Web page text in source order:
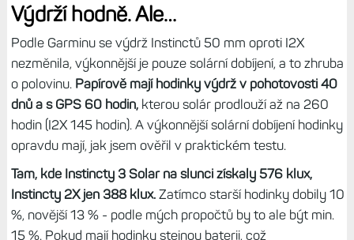
Výdrží hodně. Ale…
Podle Garminu se výdrž Instinctů 50 mm oproti I2X
nezměnila, výkonnější je pouze solární dobíjení, a to zhruba
o polovinu. Papírově mají hodinky výdrž v pohotovosti 40
dnů a s GPS 60 hodin,kterou solár prodlouží až na 260
hodin (I2X 145 hodin). A výkonnější solární dobíjení hodinky
opravdu mají, jak jsem ověřil v praktickém testu.
Tam, kde Instincty 3 Solar na slunci získaly 576 klux,
Instincty 2X jen 388 klux.Zatímco starší hodinky dobily 10
%, novější 13 % - podle mých propočtů by to ale být min.
15 %. Pokud mají hodinky stejnou baterii, což